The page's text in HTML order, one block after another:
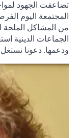
المجتمعة اليوم
من المشاكل الملحة
الجماعات الدينية
ودعمها. دعونا